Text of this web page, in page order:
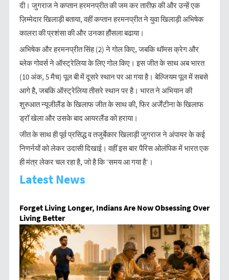
दी। जुगराज ने कप्तान हरमनप्रीत की जम कर तारीफ़ की और उन्हें एक
ज़िम्मेदार खिलाड़ी बताया, वहीं कप्तान हरमनप्रीत ने युवा खिलाड़ी अभिषेक
कालरा की प्रशंसा की और उनका हौंसला बढाया।
अभिषेक और हरमनप्रीत सिंह (2) ने गोल किए, जबकि थॉमस क्रेग और
ब्लेक गोवर्स ने ऑस्ट्रेलिया के लिए गोल किए। इस जीत के साथ अब भारत
(10 अंक, 5 मैच) पूल बी में दूसरे स्थान पर आ गया है। बेल्जियम पूल में सबसे
आगे है, जबकि ऑस्ट्रेलिया तीसरे स्थान पर है। भारत ने अभियान की
शुरुआत न्यूजीलैंड के खिलाफ जीत के साथ की, फिर अर्जेंटीना के खिलाफ
ड्रॉ खेला और उसके बाद आयरलैंड को हराया।
जीत के साथ ही पूर्व प्रसिद्ध व तजुर्बेकार खिलाड़ी जुगराज ने अंपायर के कई
निणर्नयों को लेकर उदासी दिखाई। वहीं इस बार पैरिस ओलंपिक में भारत एक
ही मंत्र लेकर चल रहा है, जो है कि ‘समय आ गया है’।
Latest News
Forget Living Longer, Indians Are Now Obsessing Over
Living Better